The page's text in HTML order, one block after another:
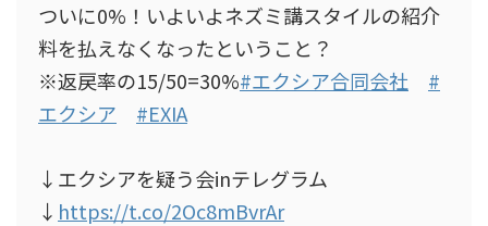
ついに0%！いよいよネズミ講スタイルの紹介
料を払えなくなったということ？
※返戻率の15/50=30%#エクシア合同会社
#
エクシア
#EXIA
↓エクシアを疑う会inテレグラム
↓ https://t.co/2Oc8mBvrAr